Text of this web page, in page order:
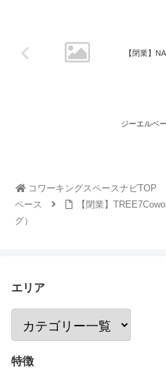
【閉業】
ジーエルベ
コワーキングスペースナビTOP
ペース
【閉業】
グ）
エリア
特徴